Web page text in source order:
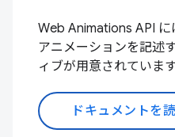
Web Animations API
アニメーションを記述
ィブが用意されています
ドキュメントを